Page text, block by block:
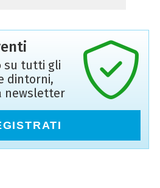
su tutti gli
dintorni,
newsletter